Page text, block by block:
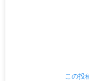
この投